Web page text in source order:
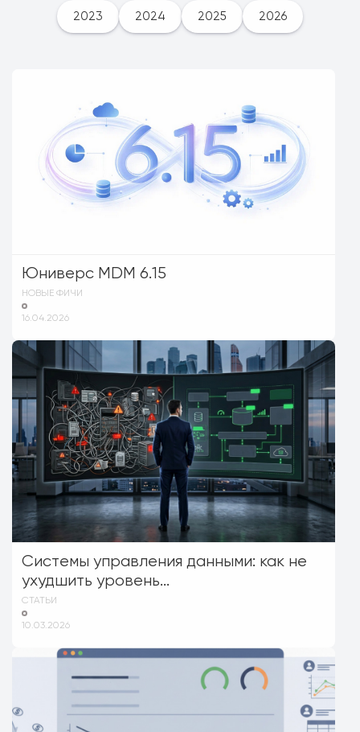
2023 2024 2025 2026
Юниверс MDM 6.15
НОВЫЕ ФИЧИ
16.04.2026
Системы управления данными: как не
ухудшить уровень...
СТАТЬИ
10.03.2026